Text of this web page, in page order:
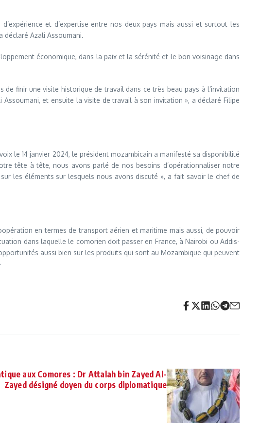
et d’expertise entre nos deux pays mais aussi et surtout les
déclaré Azali Assoumani.
économique, dans la paix et la sérénité et le bon voisinage dans
finir une visite historique de travail dans ce très beau pays à l’invitation
et ensuite la visite de travail à son invitation », a déclaré Filipe
le 14 janvier 2024, le président mozambicain a manifesté sa disponibilité
tête à tête, nous avons parlé de nos besoins d’opérationnaliser notre
les éléments sur lesquels nous avons discuté », a fait savoir le chef de
en termes de transport aérien et maritime mais aussi, de pouvoir
dans laquelle le comorien doit passer en France, à Nairobi ou Addis-
aussi bien sur les produits qui sont au Mozambique qui peuvent
aux Comores : Dr Attalah bin Zayed Al-
Zayed désigné doyen du corps diplomatique